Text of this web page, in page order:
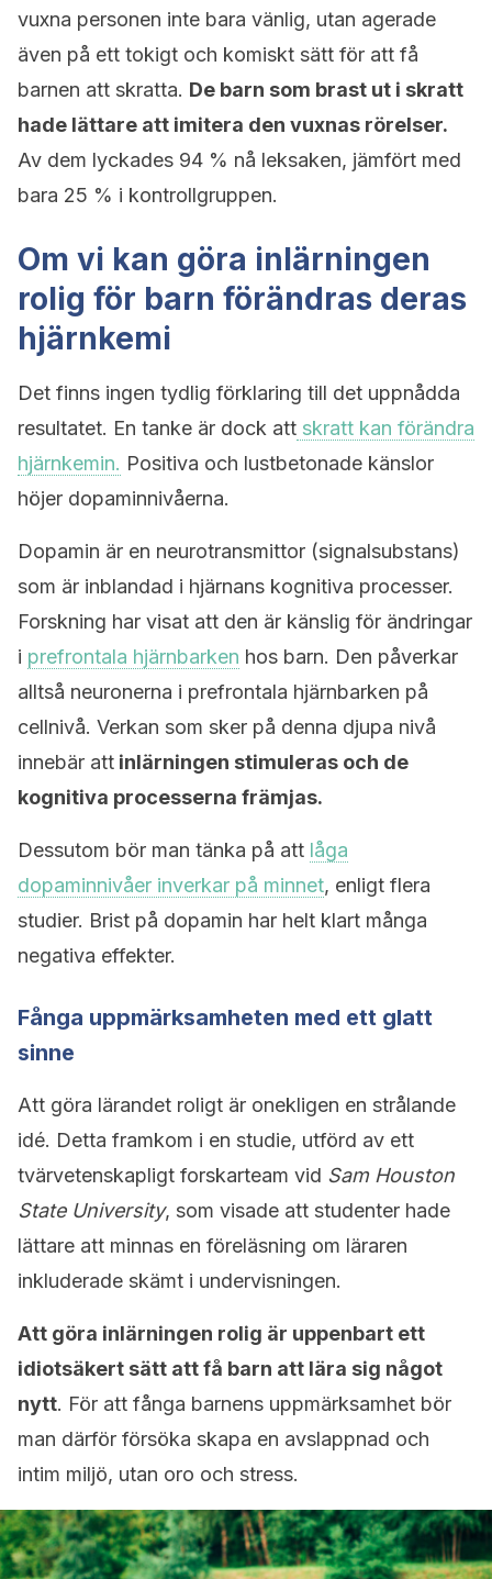
vuxna personen inte bara vänlig, utan agerade
även på ett tokigt och komiskt sätt för att få
barnen att skratta. De barn som brast ut i skratt
hade lättare att imitera den vuxnas rörelser.
Av dem lyckades 94 % nå leksaken, jämfört med
bara 25 % i kontrollgruppen.
Om vi kan göra inlärningen
rolig för barn förändras deras
hjärnkemi
Det finns ingen tydlig förklaring till det uppnådda
resultatet. En tanke är dock att skratt kan förändra
hjärnkemin. Positiva och lustbetonade känslor
höjer dopaminnivåerna.
Dopamin är en neurotransmittor (signalsubstans)
som är inblandad i hjärnans kognitiva processer.
Forskning har visat att den är känslig för ändringar
i prefrontala hjärnbarken hos barn. Den påverkar
alltså neuronerna i prefrontala hjärnbarken på
cellnivå. Verkan som sker på denna djupa nivå
innebär att inlärningen stimuleras och de
kognitiva processerna främjas.
Dessutom bör man tänka på att låga
dopaminnivåer inverkar på minnet, enligt flera
studier. Brist på dopamin har helt klart många
negativa effekter.
Fånga uppmärksamheten med ett glatt
sinne
Att göra lärandet roligt är onekligen en strålande
idé. Detta framkom i en studie, utförd av ett
tvärvetenskapligt forskarteam vid Sam Houston
State University, som visade att studenter hade
lättare att minnas en föreläsning om läraren
inkluderade skämt i undervisningen.
Att göra inlärningen rolig är uppenbart ett
idiotsäkert sätt att få barn att lära sig något
nytt. För att fånga barnens uppmärksamhet bör
man därför försöka skapa en avslappnad och
intim miljö, utan oro och stress.